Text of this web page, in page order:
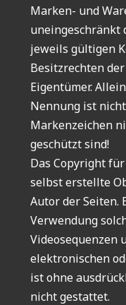
Marken- und
uneingeschränkt
jeweils gültigen
Besitzrechten
Eigentümer.
Nennung ist
Markenzeichen
geschützt sind!
Das Copyright
selbst erstellte
Autor der Seiten.
Verwendung
Videosequenzen
elektronischen
ist ohne
nicht gestattet.